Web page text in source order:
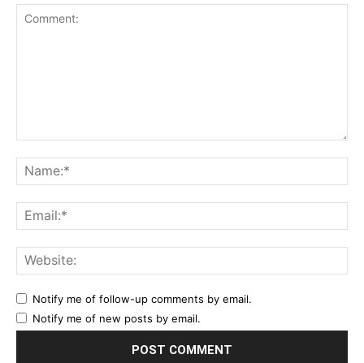
Notify me of follow-up comments by email.
Notify me of new posts by email.